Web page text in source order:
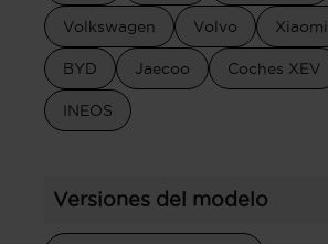
Volkswagen Volvo Xiaomi
BYD Jaecoo Coches XEV
INEOS
Versiones del modelo